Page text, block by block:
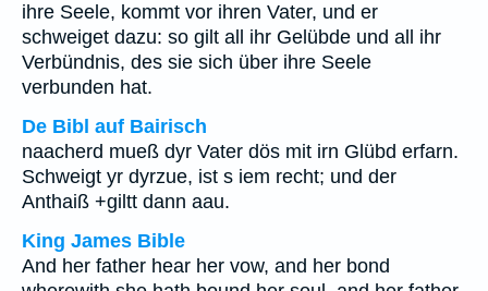
ihre Seele, kommt vor ihren Vater, und er
schweiget dazu: so gilt all ihr Gelübde und all ihr
Verbündnis, des sie sich über ihre Seele
verbunden hat.
De Bibl auf Bairisch
naacherd mueß dyr Vater dös mit irn Glübd erfarn.
Schweigt yr dyrzue, ist s iem recht; und der
Anthaiß +giltt dann aau.
King James Bible
And her father hear her vow, and her bond